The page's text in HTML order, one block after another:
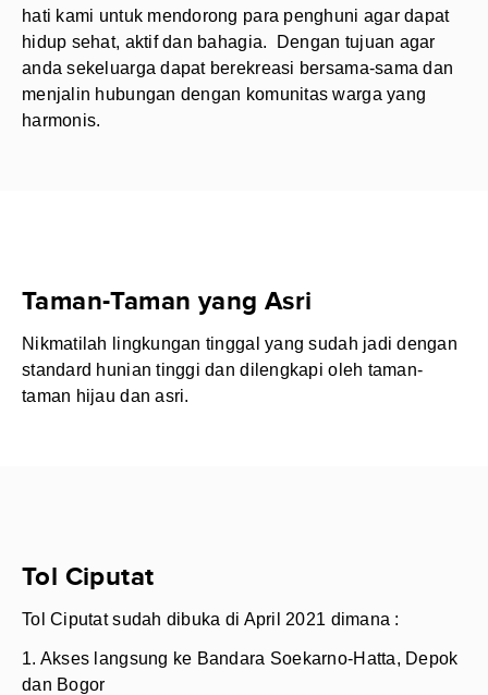
hati kami untuk mendorong para penghuni agar dapat
hidup sehat, aktif dan bahagia. Dengan tujuan agar
anda sekeluarga dapat berekreasi bersama-sama dan
menjalin hubungan dengan komunitas warga yang
harmonis.
Taman-Taman yang Asri
Nikmatilah lingkungan tinggal yang sudah jadi dengan
standard hunian tinggi dan dilengkapi oleh taman-
taman hijau dan asri.
Tol Ciputat
Tol Ciputat sudah dibuka di April 2021 dimana :
1. Akses langsung ke Bandara Soekarno-Hatta, Depok
dan Bogor